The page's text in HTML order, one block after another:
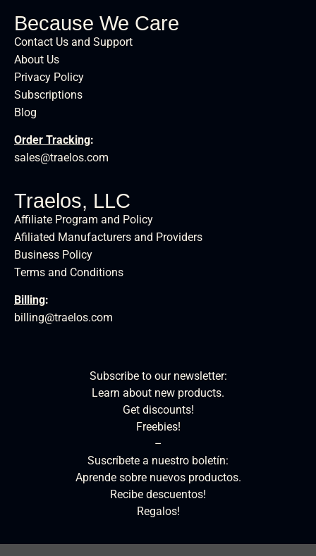
Because We Care
Contact Us and Support
About Us
Privacy Policy
Subscriptions
Blog
Order Tracking:
sales@traelos.com
Traelos, LLC
Affiliate Program and Policy
Afiliated Manufacturers and Providers
Business Policy
Terms and Conditions
Billing:
billing@traelos.com
Subscribe to our newsletter:
Learn about new products.
Get discounts!
Freebies!
–
Suscríbete a nuestro boletín:
Aprende sobre nuevos productos.
Recibe descuentos!
Regalos!